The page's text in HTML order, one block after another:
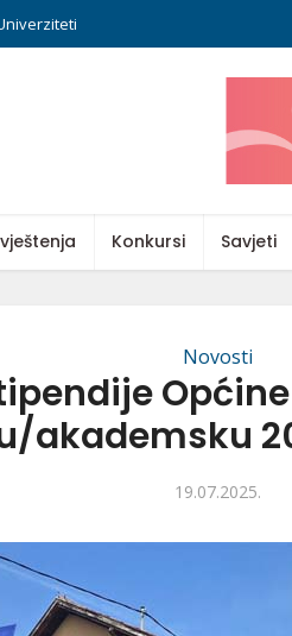
Konkursi Savjeti
Novosti
akademsku
19.07.2025.